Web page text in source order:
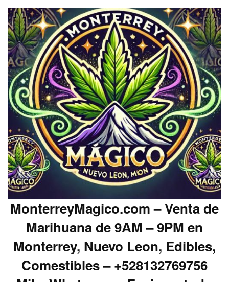
MonterreyMagico.com – Venta de
Marihuana de 9AM – 9PM en
Monterrey, Nuevo Leon, Edibles,
Comestibles – +528132769756